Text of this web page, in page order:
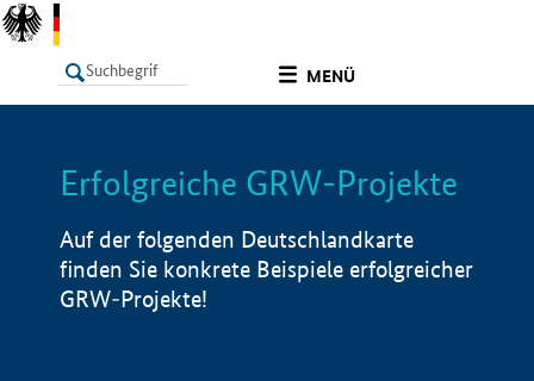
MENÜ
LISTE Info
Erfolgreiche GRW-Projekte
Auf der folgenden Deutschlandkarte
finden Sie konkrete Beispiele erfolgreicher
GRW-Projekte!